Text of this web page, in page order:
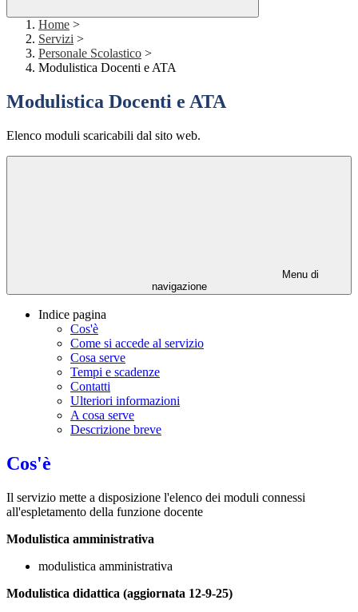
Home >
Servizi >
Personale Scolastico >
Modulistica Docenti e ATA
Modulistica Docenti e ATA
Elenco moduli scaricabili dal sito web.
Menu di
navigazione
Indice pagina
Cos'è
Come si accede al servizio
Cosa serve
Tempi e scadenze
Contatti
Ulteriori informazioni
A cosa serve
Descrizione breve
Cos'è
Il servizio mette a disposizione l'elenco dei moduli connessi
all'espletamento della funzione docente
Modulistica amministrativa
modulistica amministrativa
Modulistica didattica (aggiornata 12-9-25)